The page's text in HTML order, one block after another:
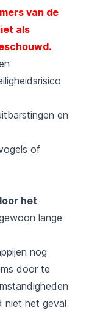
van de
als
en
of
het
lange
nog
door te
niet het geval